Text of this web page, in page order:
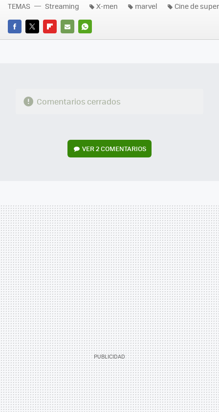
FACEBOOK
TWITTERFLIPBOARD
E-
WHATSAPP
TEMAS Streaming X-men marvel Cine de
Comentarios cerrados
VER2 COMENTARIOS